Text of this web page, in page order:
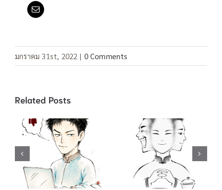
มกราคม 31st, 2022 | 0 Comments
Related Posts
คำสแลง 酸民 ชาว
เน็ตขี้อิจฉา / 吃不
到葡萄说葡萄酸
กินองุ่นไม่ได้ เลย
บอกว่าองุ่นเปรี้ยว
คำสแลง “อยู่เป็น”
/ 死马当做活马医
ทำเต็มที่เผื่อจะมี
ปาฏิหาริย์ / 聪明
反被聪明误 คน
ฉลาดมักตกเป็น